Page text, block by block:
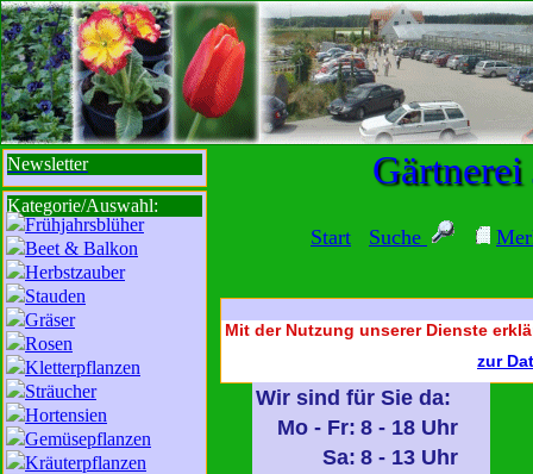
sbisbbib
Start Suche
Gärtnerei
Newsletter
Kategorie/Auswahl:
Frühjahrsblüher
Beet & Balkon
Herbstzauber
Stauden
Gräser
Rosen
Kletterpflanzen
Sträucher
Hortensien
Gemüsepflanzen
Kräuterpflanzen
Wir sind für Sie da:
Mo - Fr: 8 - 18 Uhr
Sa: 8 - 13 Uhr
Mit der Nutzung unserer Dienste
zur